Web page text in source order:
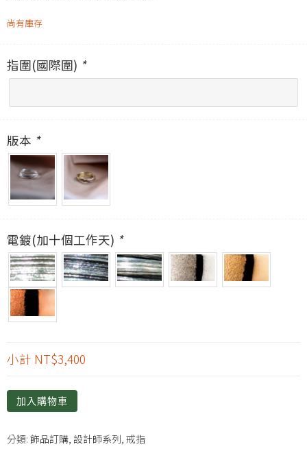
尚有庫存
指圍(國際圍) *
版本 *
電鍍(加十個工作天) *
小計 NT$3,400
加入購物車
分類: 飾品訂購 設計師系列 戒指